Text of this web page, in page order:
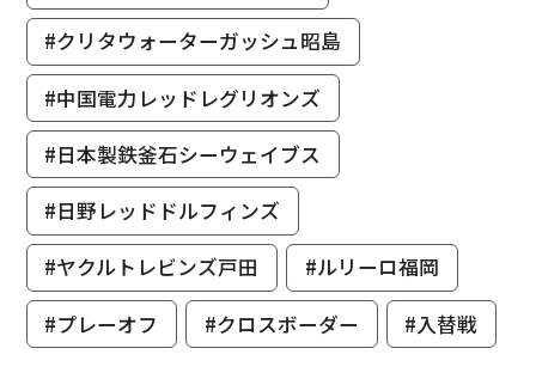
#クリタウォーターガッシュ昭島
#中国電力レッドレグリオンズ
#日本製鉄釜石シーウェイブス
#日野レッドドルフィンズ
#ヤクルトレビンズ戸田
#ルリーロ福岡
#プレーオフ
#クロスボーダー #入替戦